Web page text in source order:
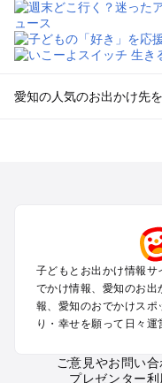
愛知の人気のお出かけ先
犬山・一宮・小牧・瀬
知多半島（常滑・半田・
愛知の定番お出かけ
愛知の遊園地
愛知のバーベキュー
子どもとお出かけ情報サ
でかけ情報、愛知のお
報、愛知のおでかけス
り・幸せを願って日々運
ご意見やお問い
プレゼンター利